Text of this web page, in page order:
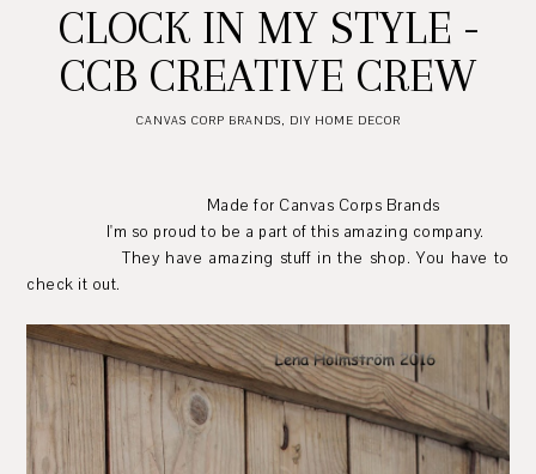
CLOCK IN MY STYLE -
CCB CREATIVE CREW
CANVAS CORP BRANDS, DIY HOME DECOR
Made for Canvas Corps Brands
I'm so proud to be a part of this amazing company.
They have amazing stuff in the shop. You have to
check it out.